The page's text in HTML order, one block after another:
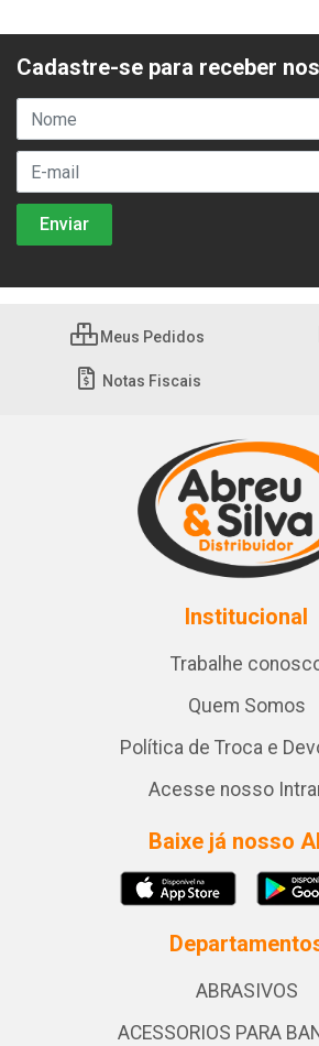
Cadastre-se para receber
Meus Pedidos
Notas Fiscais
Institucional
Trabalhe
Quem Somos
Política de Troca e
Acesse nosso
Baixe já nosso
ABRASIVOS
ACESSORIOS PARA